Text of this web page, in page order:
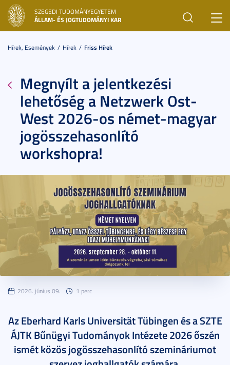
SZEGEDI TUDOMÁNYEGYETEM
ÁLLAM- ÉS JOGTUDOMÁNYI KAR
Hírek, Események Hírek Friss Hírek
Megnyílt a jelentkezési
lehetőség a Netzwerk Ost-
West 2026-os német-magyar
jogösszehasonlító
workshopra!
2026. június 09. 1 perc
Az Eberhard Karls Universität Tübingen és a SZTE
ÁJTK Bűnügyi Tudományok Intézete 2026 őszén
ismét közös jogösszehasonlító szemináriumot